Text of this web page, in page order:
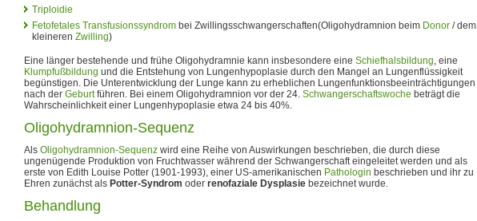
Triploidie
Fetofetales Transfusionssyndrom bei Zwillingsschwangerschaften(Oligohydramnion beim Donor / dem
kleineren Zwilling)
Eine länger bestehende und frühe Oligohydramnie kann insbesondere eine Schiefhalsbildung, eine
Klumpfußbildung und die Entstehung von Lungenhypoplasie durch den Mangel an Lungenflüssigkeit
begünstigen. Die Unterentwicklung der Lunge kann zu erheblichen Lungenfunktionsbeeinträchtigungen
nach der Geburtführen. Bei einem Oligohydramnion vor der 24. Schwangerschaftswoche beträgt die
Wahrscheinlichkeit einer Lungenhypoplasie etwa 24 bis 40%.
Oligohydramnion-Sequenz
Als Oligohydramnion-Sequenz wird eine Reihe von Auswirkungen beschrieben, die durch diese
ungenügende Produktion von Fruchtwasser während der Schwangerschaft eingeleitet werden und als
erste von Edith Louise Potter (1901-1993), einer US-amerikanischen Pathologin beschrieben und ihr zu
Ehren zunächst als Potter-Syndrom oder renofaziale Dysplasie bezeichnet wurde.
Behandlung